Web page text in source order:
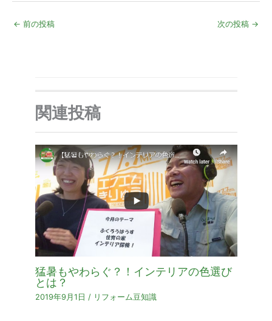
← 前の投稿 次の投稿 →
関連投稿
猛暑もやわらぐ？！インテリアの色選び
とは？
2019年9月1日 / リフォーム豆知識